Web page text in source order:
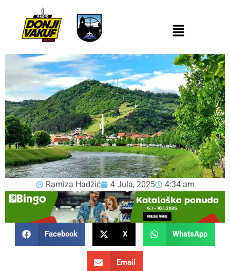
Ramiza Hadžić 4 Jula, 2025 4:34 am
Facebook X WhatsApp
Email